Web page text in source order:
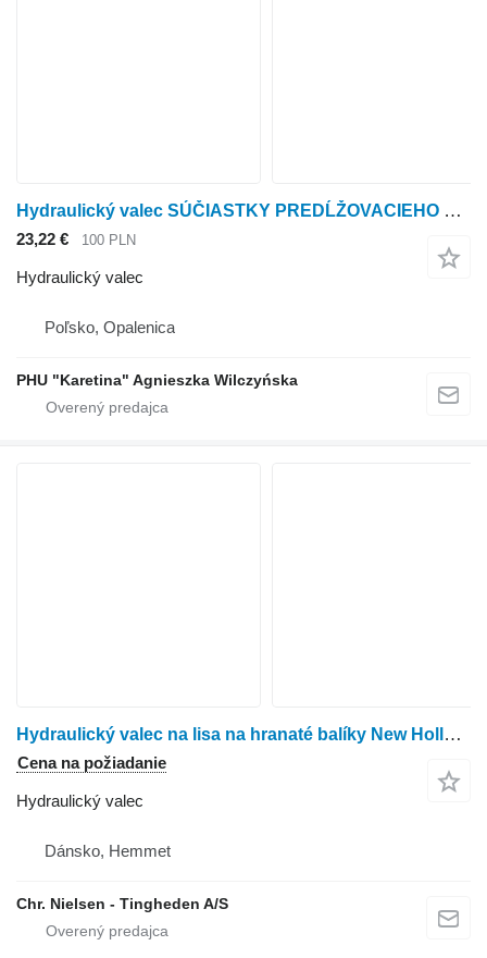
Hydraulický valec SÚČIASTKY PREDĹŽOVACIEHO VALCA DO ZDVIHÁKA Schaffer 5680 T na poľnohospodárskeho nakladača Schäffer 5680 T
23,22 € 100 PLN
Hydraulický valec
Poľsko, Opalenica
PHU "Karetina" Agnieszka Wilczyńska
Hydraulický valec na lisa na hranaté balíky New Holland BB9090
Cena na požiadanie
Hydraulický valec
Dánsko, Hemmet
Chr. Nielsen - Tingheden A/S